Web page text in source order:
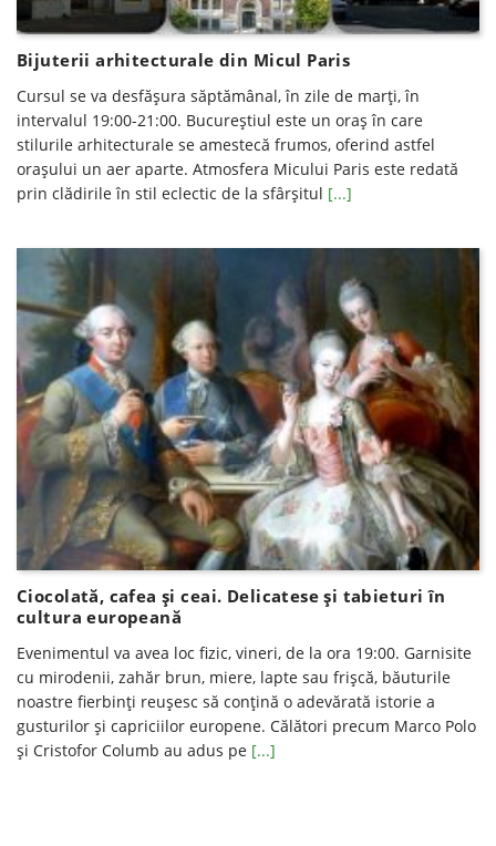
Bijuterii arhitecturale din Micul Paris
Cursul se va desfăşura săptămânal, în zile de marți, în
intervalul 19:00-21:00. Bucureştiul este un oraş în care
stilurile arhitecturale se amestecă frumos, oferind astfel
oraşului un aer aparte. Atmosfera Micului Paris este redată
prin clădirile în stil eclectic de la sfârşitul [...]
Ciocolată, cafea şi ceai. Delicatese şi tabieturi în
cultura europeană
Evenimentul va avea loc fizic, vineri, de la ora 19:00. Garnisite
cu mirodenii, zahăr brun, miere, lapte sau frișcă, băuturile
noastre fierbinți reușesc să conțină o adevărată istorie a
gusturilor și capriciilor europene. Călători precum Marco Polo
și Cristofor Columb au adus pe [...]